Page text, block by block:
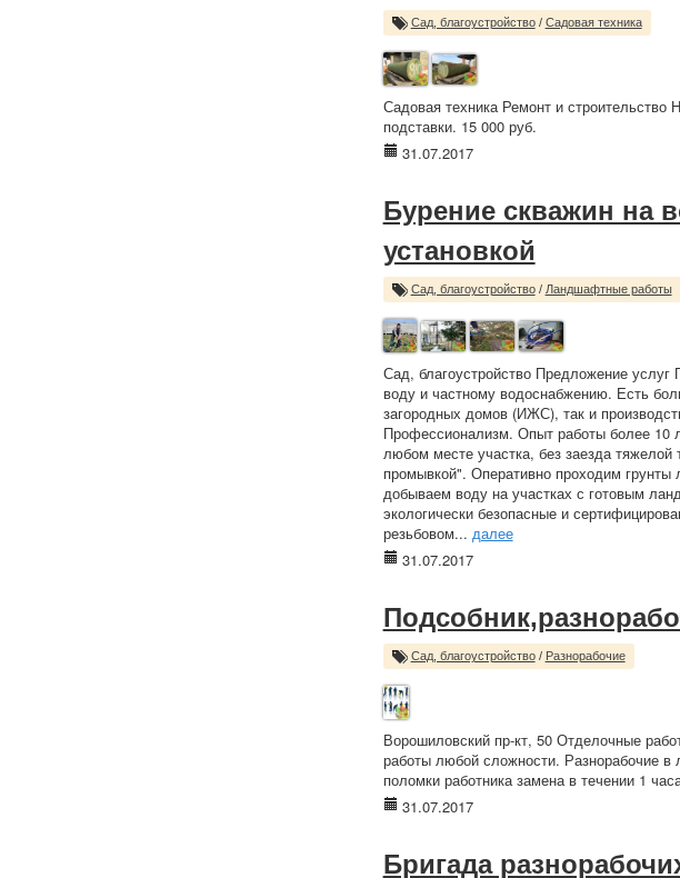
Сад, благоустройство/ Садовая техника
Садовая техника Ремонт и
подставки. 15 000 руб.
31.07.2017
Бурение скважин на
установкой
Сад, благоустройство/ Ландшафтные работы
Сад, благоустройство Предложение
воду и частному водоснабжению. Есть
загородных домов (ИЖС), так и
Профессионализм. Опыт работы более 10
любом месте участка, без заезда
промывкой". Оперативно проходим
добываем воду на участках с готовым
экологически безопасные и
резьбовом... далее
31.07.2017
Сад, благоустройство/ Разнорабочие
Ворошиловский пр-кт, 50 Отделочные
работы любой сложности. Разнорабочие в
поломки работника замена в течении 1
31.07.2017
Бригада